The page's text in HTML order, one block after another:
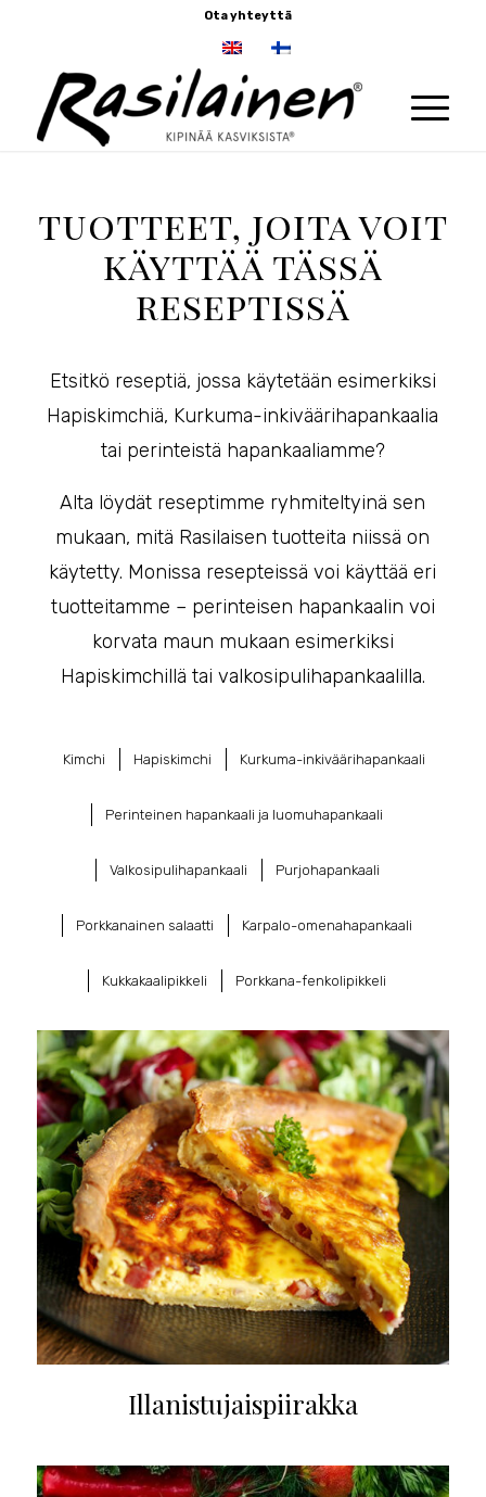
Ota yhteyttä
tuotteet, joita voit
käyttää tässä
reseptissä
Etsitkö reseptiä, jossa käytetään esimerkiksi
Hapiskimchiä, Kurkuma-inkiväärihapankaalia
tai perinteistä hapankaaliamme?
Alta löydät reseptimme ryhmiteltyinä sen
mukaan, mitä Rasilaisen tuotteita niissä on
käytetty. Monissa resepteissä voi käyttää eri
tuotteitamme – perinteisen hapankaalin voi
korvata maun mukaan esimerkiksi
Hapiskimchillä tai valkosipulihapankaalilla.
Kimchi Hapiskimchi Kurkuma-inkiväärihapankaali
Perinteinen hapankaali ja luomuhapankaali
Valkosipulihapankaali Purjohapankaali
Porkkanainen salaatti Karpalo-omenahapankaali
Kukkakaalipikkeli Porkkana-fenkolipikkeli
Illanistujaispiirakka